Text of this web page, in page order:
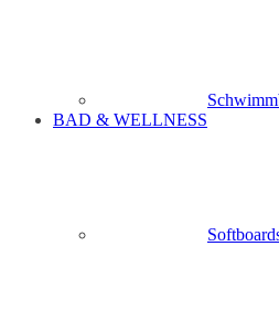
BAD & WELLNESS